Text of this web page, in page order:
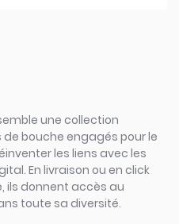
une collection
bouche engagés pour le
les liens avec les
En livraison ou en click
ils donnent accès au
toute sa diversité.